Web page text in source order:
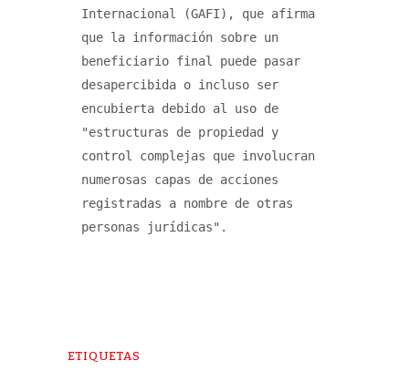
Internacional (GAFI), que afirma
que la información sobre un
beneficiario final puede pasar
desapercibida o incluso ser
encubierta debido al uso de
"estructuras de propiedad y
control complejas que involucran
numerosas capas de acciones
registradas a nombre de otras
ETIQUETAS